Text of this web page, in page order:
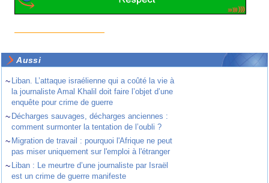
Aussi
~ Liban. L’attaque israélienne qui a coûté la vie à
la journaliste Amal Khalil doit faire l’objet d’une
enquête pour crime de guerre
~ Décharges sauvages, décharges anciennes :
comment surmonter la tentation de l’oubli ?
~ Migration de travail : pourquoi l'Afrique ne peut
pas miser uniquement sur l'emploi à l'étranger
~ Liban : Le meurtre d’une journaliste par Israël
est un crime de guerre manifeste